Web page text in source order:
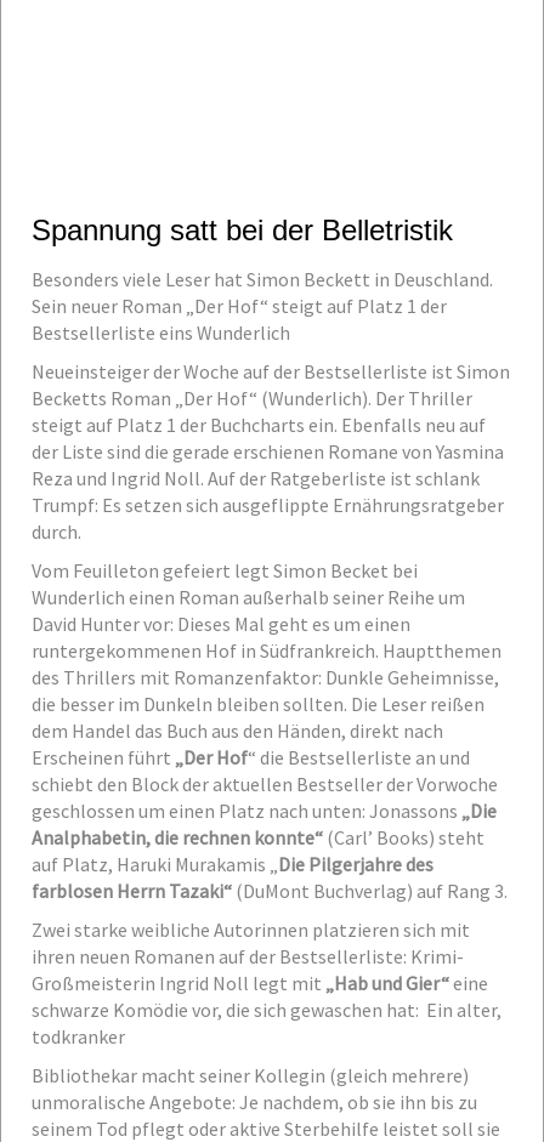
Spannung satt bei der Belletristik
Besonders viele Leser hat Simon Beckett in Deuschland.
Sein neuer Roman „Der Hof“ steigt auf Platz 1 der
Bestsellerliste eins Wunderlich
Neueinsteiger der Woche auf der Bestsellerliste ist Simon
Becketts Roman „Der Hof“ (Wunderlich). Der Thriller
steigt auf Platz 1 der Buchcharts ein. Ebenfalls neu auf
der Liste sind die gerade erschienen Romane von Yasmina
Reza und Ingrid Noll. Auf der Ratgeberliste ist schlank
Trumpf: Es setzen sich ausgeflippte Ernährungsratgeber
durch.
Vom Feuilleton gefeiert legt Simon Becket bei
Wunderlich einen Roman außerhalb seiner Reihe um
David Hunter vor: Dieses Mal geht es um einen
runtergekommenen Hof in Südfrankreich. Hauptthemen
des Thrillers mit Romanzenfaktor: Dunkle Geheimnisse,
die besser im Dunkeln bleiben sollten. Die Leser reißen
dem Handel das Buch aus den Händen, direkt nach
Erscheinen führt „Der Hof“ die Bestsellerliste an und
schiebt den Block der aktuellen Bestseller der Vorwoche
geschlossen um einen Platz nach unten: Jonassons „Die
Analphabetin, die rechnen konnte“ (Carl’ Books) steht
auf Platz, Haruki Murakamis „Die Pilgerjahre des
farblosen Herrn Tazaki“ (DuMont Buchverlag) auf Rang 3.
Zwei starke weibliche Autorinnen platzieren sich mit
ihren neuen Romanen auf der Bestsellerliste: Krimi-
Großmeisterin Ingrid Noll legt mit „Hab und Gier“eine
schwarze Komödie vor, die sich gewaschen hat: Ein alter,
todkranker
Bibliothekar macht seiner Kollegin (gleich mehrere)
unmoralische Angebote: Je nachdem, ob sie ihn bis zu
seinem Tod pflegt oder aktive Sterbehilfe leistet soll sie